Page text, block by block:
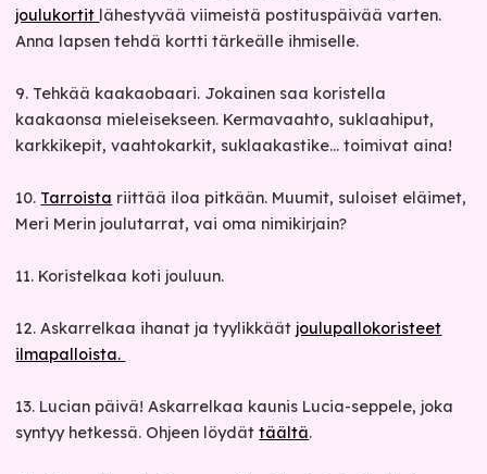
joulukortit lähestyvää viimeistä postituspäivää varten.
Anna lapsen tehdä kortti tärkeälle ihmiselle.
9. Tehkää kaakaobaari. Jokainen saa koristella
kaakaonsa mieleisekseen. Kermavaahto, suklaahiput,
karkkikepit, vaahtokarkit, suklaakastike... toimivat aina!
10. Tarroista riittää iloa pitkään. Muumit, suloiset eläimet,
Meri Merin joulutarrat, vai oma nimikirjain?
11. Koristelkaa koti jouluun.
12. Askarrelkaa ihanat ja tyylikkäät joulupallokoristeet
ilmapalloista.
13. Lucian päivä! Askarrelkaa kaunis Lucia-seppele, joka
syntyy hetkessä. Ohjeen löydättäältä.